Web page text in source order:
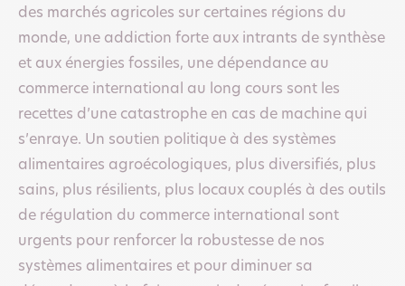
des marchés agricoles sur certaines régions du
monde, une addiction forte aux intrants de synthèse
et aux énergies fossiles, une dépendance au
commerce international au long cours sont les
recettes d’une catastrophe en cas de machine qui
s’enraye. Un soutien politique à des systèmes
alimentaires agroécologiques, plus diversifiés, plus
sains, plus résilients, plus locaux couplés à des outils
de régulation du commerce international sont
urgents pour renforcer la robustesse de nos
systèmes alimentaires et pour diminuer sa